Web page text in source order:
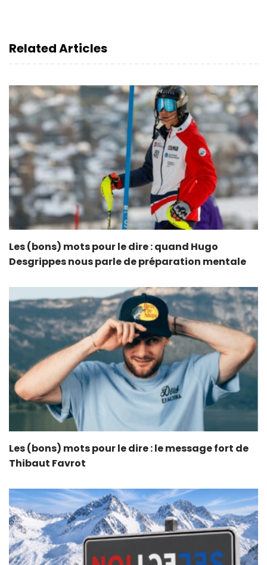
Related Articles
Les (bons) mots pour le dire : quand Hugo
Desgrippes nous parle de préparation mentale
Les (bons) mots pour le dire : le message fort de
Thibaut Favrot